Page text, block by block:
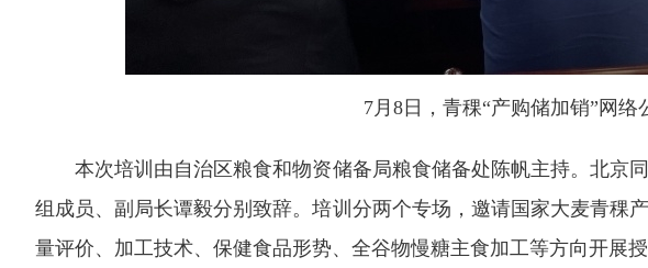
7月8日，青稞“产购储加销”网
本次培训由自治区粮食和物资储备局粮食储备处陈帆主持。北京
组成员、副局长谭毅分别致辞。培训分两个专场，邀请国家大麦青稞
量评价、加工技术、保健食品形势、全谷物慢糖主食加工等方向开展授